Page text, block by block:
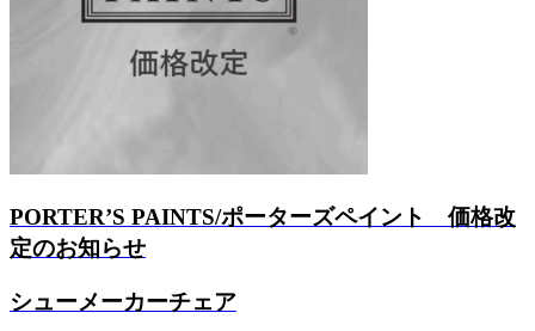
PORTER’S PAINTS/ポーターズペイント 価格改
定のお知らせ
シューメーカーチェア